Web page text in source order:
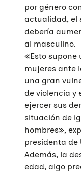
por género
actualidad, el
debería
al masculino.
«Esto supone
mujeres ante
una gran
de violencia y
ejercer sus
situación de
hombres»,
presidenta de
Además, la
edad, algo